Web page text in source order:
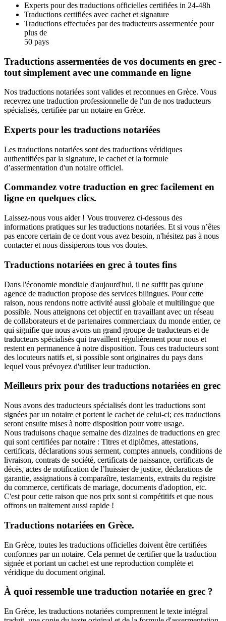
Experts pour des traductions officielles certifiées in 24-48h
Traductions certifiées avec cachet et signature
Traductions effectuées par des traducteurs assermentée pour
plus de
50 pays
Traductions assermentées de vos documents en grec -
tout simplement avec une commande en ligne
Nos traductions notariées sont valides et reconnues en Grèce. Vous
recevrez une traduction professionnelle de l'un de nos traducteurs
spécialisés, certifiée par un notaire en Grèce.
Experts pour les traductions notariées
Les traductions notariées sont des traductions véridiques
authentifiées par la signature, le cachet et la formule
d’assermentation d'un notaire officiel.
Commandez votre traduction en grec facilement en
ligne en quelques clics.
Laissez-nous vous aider ! Vous trouverez ci-dessous des
informations pratiques sur les traductions notariées. Et si vous n’êtes
pas encore certain de ce dont vous avez besoin, n'hésitez pas à nous
contacter et nous dissiperons tous vos doutes.
Traductions notariées en grec à toutes fins
Dans l'économie mondiale d'aujourd'hui, il ne suffit pas qu'une
agence de traduction propose des services bilingues. Pour cette
raison, nous rendons notre activité aussi globale et multilingue que
possible. Nous atteignons cet objectif en travaillant avec un réseau
de collaborateurs et de partenaires commerciaux du monde entier, ce
qui signifie que nous avons un grand groupe de traducteurs et de
traducteurs spécialisés qui travaillent régulièrement pour nous et
restent en permanence à notre disposition. Tous ces traducteurs sont
des locuteurs natifs et, si possible sont originaires du pays dans
lequel vous prévoyez d'utiliser leur traduction.
Meilleurs prix pour des traductions notariées en grec
Nous avons des traducteurs spécialisés dont les traductions sont
signées par un notaire et portent le cachet de celui-ci; ces traductions
seront ensuite mises à notre disposition pour votre usage.
Nous traduisons chaque semaine des dizaines de traductions en grec
qui sont certifiées par notaire : Titres et diplômes, attestations,
certificats, déclarations sous serment, comptes annuels, conditions de
livraison, contrats de société, certificats de naissance, certificats de
décès, actes de notification de l’huissier de justice, déclarations de
garantie, assignations à comparaître, testaments, extraits du registre
du commerce, certificats de mariage, documents d'adoption, etc.
C'est pour cette raison que nos prix sont si compétitifs et que nous
offrons un traitement aussi rapide !
Traductions notariées en Grèce.
En Grèce, toutes les traductions officielles doivent être certifiées
conformes par un notaire. Cela permet de certifier que la traduction
signée et portant un cachet est une reproduction complète et
véridique du document original.
À quoi ressemble une traduction notariée en grec ?
En Grèce, les traductions notariées comprennent le texte intégral